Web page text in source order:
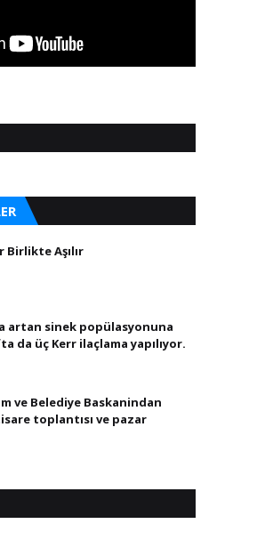
Birlikte Aşılır
artan sinek popülasyonuna
da üç Kerr ilaçlama yapılıyor.
ve Belediye Baskanindan
toplantısı ve pazar